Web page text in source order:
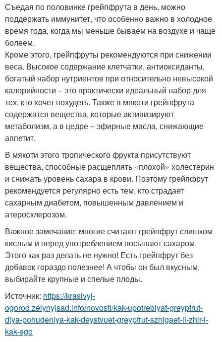
Съедая по половинке грейпфрута в день, можно
поддержать иммунитет, что особенно важно в холодное
время года, когда мы меньше бываем на воздухе и чаще
болеем.
Кроме этого, грейпфруты рекомендуются при снижении
веса. Высокое содержание клетчатки, антиоксиданты,
богатый набор нутриентов при относительно невысокой
калорийности – это практически идеальный набор для
тех, кто хочет похудеть. Также в мякоти грейпфрута
содержатся вещества, которые активизируют
метаболизм, а в цедре – эфирные масла, снижающие
аппетит.
В мякоти этого тропического фрукта присутствуют
вещества, способные расщеплять «плохой» холестерин
и снижать уровень сахара в крови. Поэтому грейпфрут
рекомендуется регулярно есть тем, кто страдает
сахарным диабетом, повышенным давлением и
атеросклерозом.
Важное замечание: многие считают грейпфрут слишком
кислым и перед употреблением посыпают сахаром.
Этого как раз делать не нужно! Есть грейпфрут без
добавок гораздо полезнее! А чтобы он был вкусным,
выбирайте крупные и спелые плоды.
Источник: https://krasivyj-
ogorod.zelynyjsad.info/novosti/kak-upotreblyat-greypfrut-
dlya-pohudeniya-kak-deystvuet-greypfrut-szhigaet-li-zhir-i-
kak-ego